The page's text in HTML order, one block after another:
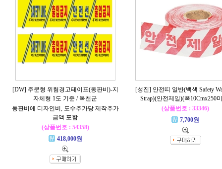
[DW] 주문형 위험경고테이프(동판비)-지
자체형 1도 기준 / 옥천군
동판비에 디자인비, 도수추가당 제작추가
금액 포함
(상품번호 : 54358)
418,000원
[성진] 안전띠 일반(백색 Safety
Strap)(안전제일)(폭10Cmx250
(상품번호 : 33346)
7,700원